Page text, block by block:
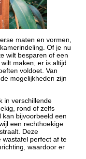
maten en vormen,
Of je nu
wilt besparen of een
maken, er is altijd
voldoet. Van
mogelijkheden zijn
in verschillende
rond of zelfs
bijvoorbeeld een
een rechthoekige
Deze
wastafel perfect af te
waardoor er